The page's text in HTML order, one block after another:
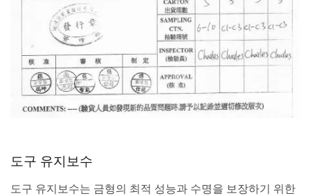
도구 유지보수
도구 유지보수는 금형의 최적 성능과 수명을 보장하기 위한